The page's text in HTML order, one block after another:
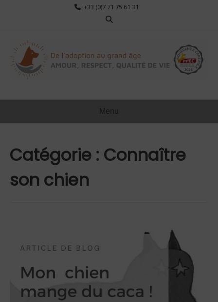
+33 (0)7 71 75 61 31
Menu
Catégorie : Connaître
son chien